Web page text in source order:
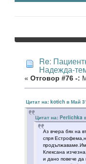
Re:
Надежда-
« Отговор #76 -:
Цитат на: kotich в Май
Цитат на: Perlichka
Аз вчера бях на
спря
Клексана
и дано повече да